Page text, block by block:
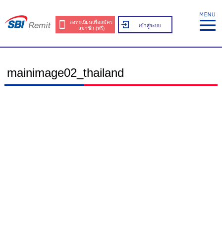
ลงทะเบียนเพื่อสมัคร
สมาชิก (ฟรี)
เข้าสู่ระบบ
mainimage02_thailand